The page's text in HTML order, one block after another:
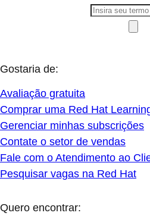
Gostaria de:
Avaliação gratuita
Comprar uma Red Hat
Gerenciar minhas subscrições
Contate o setor de vendas
Fale com o Atendimento ao
Pesquisar vagas na Red Hat
Quero encontrar: